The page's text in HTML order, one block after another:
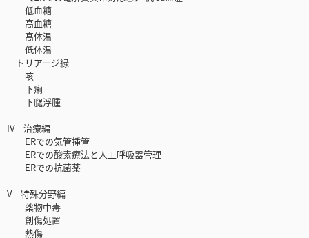
低血糖
高血糖
高体温
低体温
トリアージ緑
咳
下痢
下腿浮腫
IV 治療編
ERでの気管挿管
ERでの酸素療法と人工呼吸器管理
ERでの抗菌薬
V 特殊分野編
薬物中毒
創傷処置
熱傷